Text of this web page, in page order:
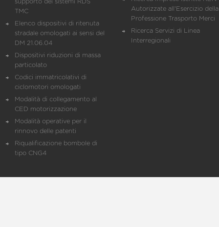
supporto dei sistemi RDS
TMC
Elenco dispositivi di ritenuta
stradale omologati ai sensi del
DM 21.06.04
Dispositivi riduzioni di massa
particolato
Codici immatricolativi di
ciclomotori omologati
Modalità di collegamento al
CED motorizzazione
Modalità operative per il
rinnovo delle patenti
Riqualificazione bombole di
tipo CNG4
Autorizzate all'Esercizio della
Professione Trasporto Merci
Ricerca Servizi di Linea
Interregionali